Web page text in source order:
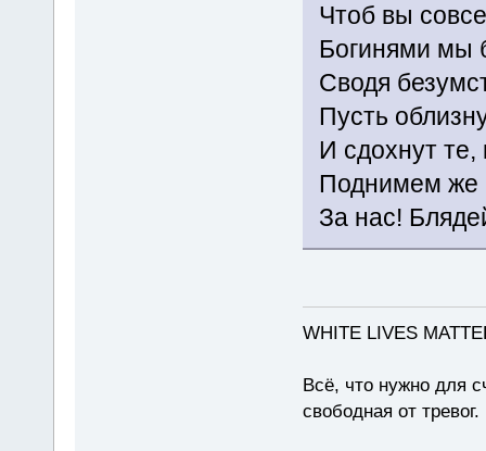
Чтоб вы
Богинями мы
Сводя
Пусть
И сдохнут те,
Поднимем же
За нас!
WHITE LIVES
Всё, что нужно для
свободная от